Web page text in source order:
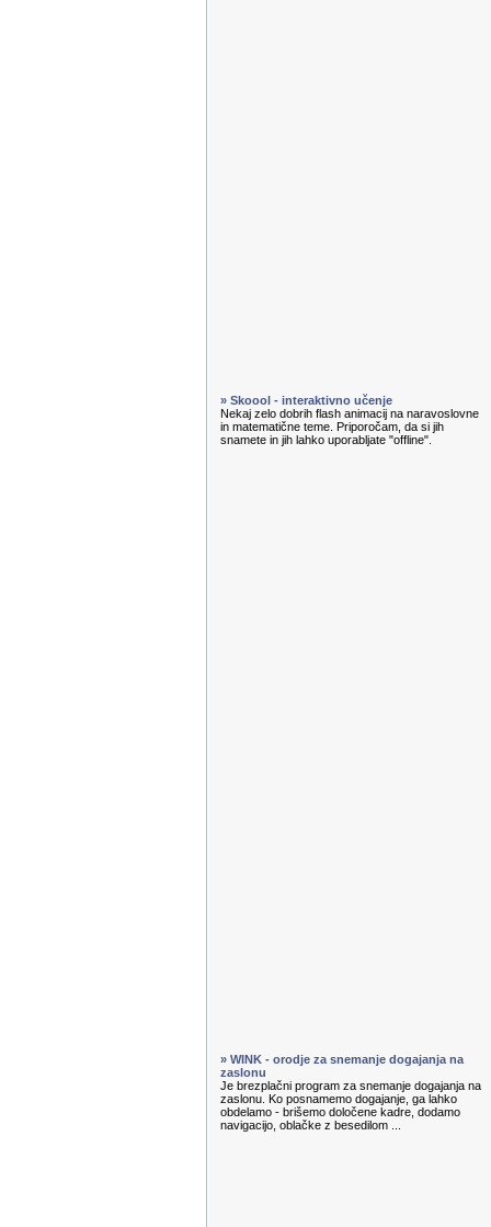
» Skoool - interaktivno učenje
Nekaj zelo dobrih flash animacij na naravoslovne
in matematične teme. Priporočam, da si jih
snamete in jih lahko uporabljate "offline".
» WINK - orodje za snemanje dogajanja na
zaslonu
Je brezplačni program za snemanje dogajanja na
zaslonu. Ko posnamemo dogajanje, ga lahko
obdelamo - brišemo določene kadre, dodamo
navigacijo, oblačke z besedilom ...